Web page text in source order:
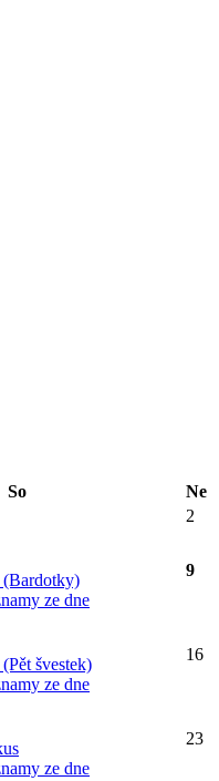
So
Ne
2
ze dne
9
švestek)
ze dne
16
ze dne
23